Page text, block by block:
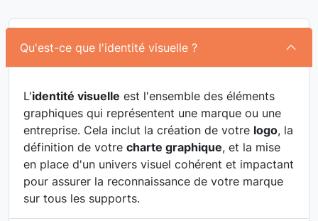
Qu'est-ce que l'identité visuelle ?
L'identité visuelle est l'ensemble des éléments
graphiques qui représentent une marque ou une
entreprise. Cela inclut la création de votre logo, la
définition de votre charte graphique, et la mise
en place d'un univers visuel cohérent et impactant
pour assurer la reconnaissance de votre marque
sur tous les supports.